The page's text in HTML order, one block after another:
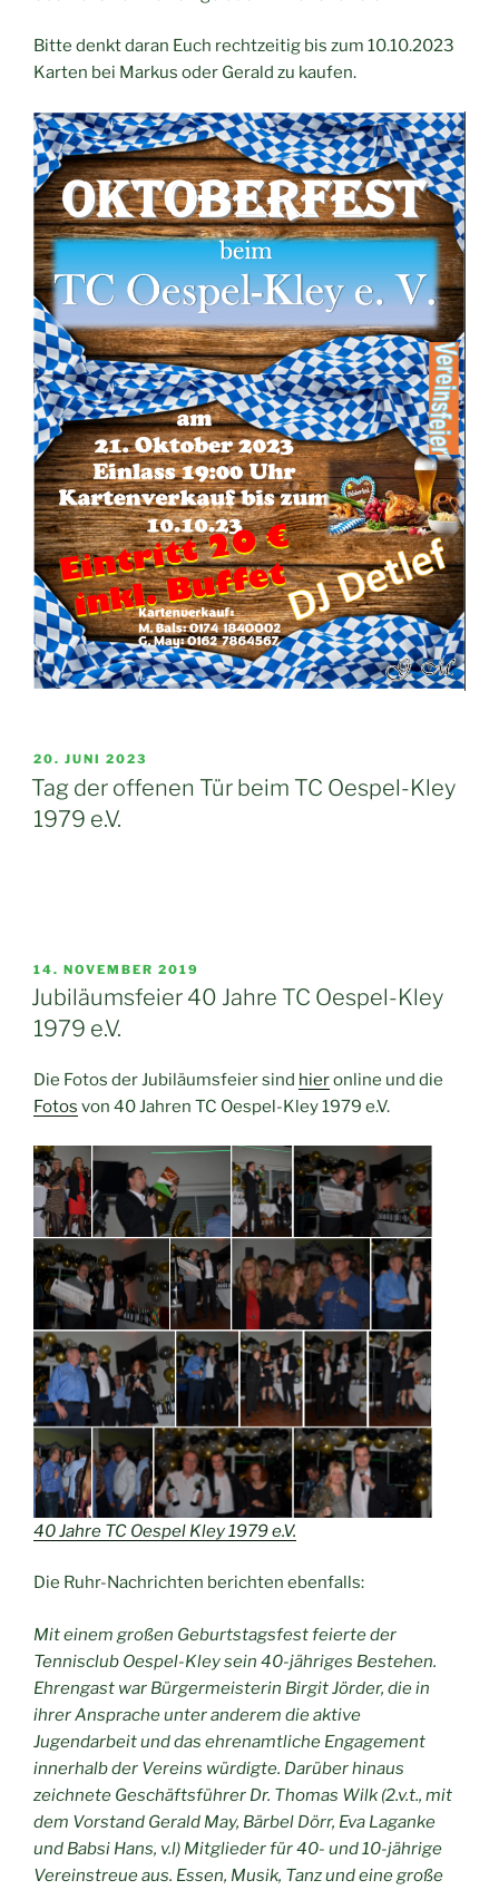
Bitte denkt daran Euch rechtzeitig bis zum 10.10.2023
Karten bei Markus oder Gerald zu kaufen.
VERÖFFENTLICHT
AM
20. JUNI 2023
Tag der offenen Tür beim TC Oespel-Kley
1979 e.V.
VERÖFFENTLICHT
AM
14. NOVEMBER 2019
Jubiläumsfeier 40 Jahre TC Oespel-Kley
1979 e.V.
Die Fotos der Jubiläumsfeier sind hieronline und die
Fotos von 40 Jahren TC Oespel-Kley 1979 e.V.
40 Jahre TC Oespel Kley 1979 e.V.
Die Ruhr-Nachrichten berichten ebenfalls:
Mit einem großen Geburtstagsfest feierte der
Tennisclub Oespel-Kley sein 40-jähriges Bestehen.
Ehrengast war Bürgermeisterin Birgit Jörder, die in
ihrer Ansprache unter anderem die aktive
Jugendarbeit und das ehrenamtliche Engagement
innerhalb der Vereins würdigte. Darüber hinaus
zeichnete Geschäftsführer Dr. Thomas Wilk (2.v.t., mit
dem Vorstand Gerald May, Bärbel Dörr, Eva Laganke
und Babsi Hans, v.l) Mitglieder für 40- und 10-jährige
Vereinstreue aus. Essen, Musik, Tanz und eine große